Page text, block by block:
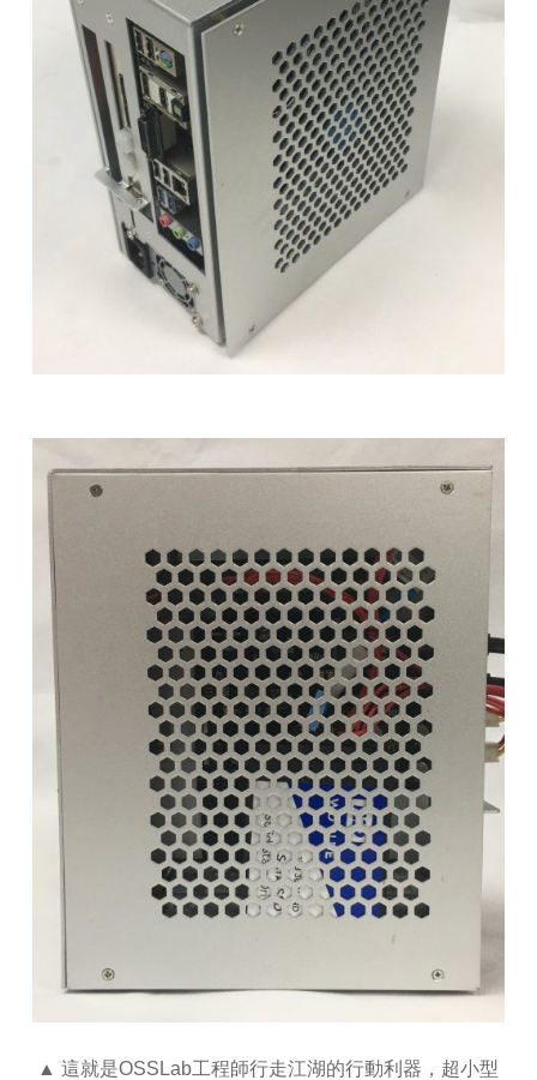
▲ 這就是OSSLab工程師行走江湖的行動利器，超小型